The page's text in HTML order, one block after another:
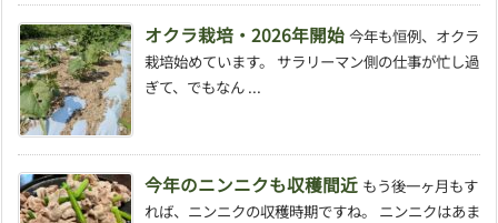
オクラ栽培・2026年開始 今年も恒例、オクラ
栽培始めています。 サラリーマン側の仕事が忙し過
ぎて、でもなん ...
今年のニンニクも収穫間近 もう後一ヶ月もす
れば、ニンニクの収穫時期ですね。 ニンニクはあま